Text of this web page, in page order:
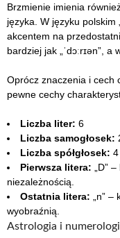
Brzmienie imienia
języka. W języku polskim
akcentem na
bardziej jak „ˈdɔːrɪən”, a
Oprócz znaczenia i cech
pewne cechy
Liczba liter: 6
Liczba samogłosek:
Liczba spółgłosek: 4
Pierwsza litera: „D”
niezależnością.
Ostatnia litera: „n”
wyobraźnią.
Astrologia i